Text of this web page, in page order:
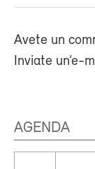
Avete un
Inviate un’e-
AGENDA